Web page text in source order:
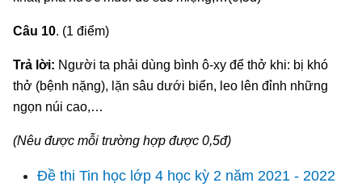
Câu 10. (1 điểm)
Trả lời: Người ta phải dùng bình ô-xy để thở khi: bị khó
thở (bệnh nặng), lặn sâu dưới biển, leo lên đỉnh những
ngọn núi cao,…
(Nêu được mỗi trường hợp được 0,5đ)
Đề thi Tin học lớp 4 học kỳ 2 năm 2021 - 2022